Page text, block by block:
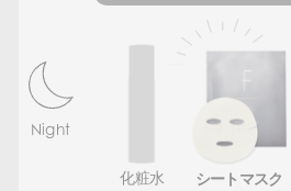
Night
化粧水 シートマスク